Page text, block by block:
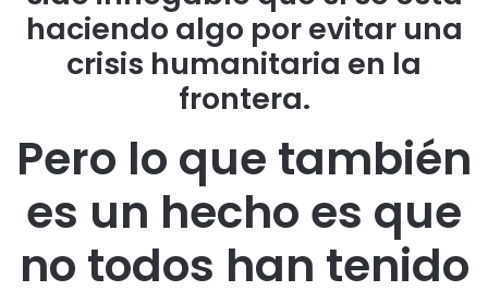
haciendo algo por evitar una
crisis humanitaria en la
frontera.
Pero lo que también
es un hecho es que
no todos han tenido